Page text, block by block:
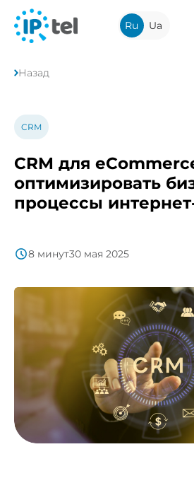
Ru Ua
Назад
CRM
CRM для
оптимизировать
процессы
8 минут30 мая 2025